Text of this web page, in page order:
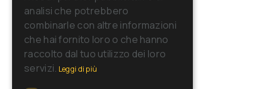
analisi che potrebbero
combinarle con altre informazioni
che hai fornito loro o che hanno
raccolto dal tuo utilizzo dei loro
servizi. Leggi di più